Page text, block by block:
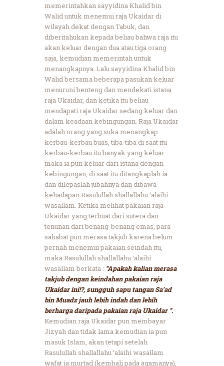
memerintahkan sayyidina Khalid bin
Walid untuk menemui raja Ukaidar di
wilayah dekat dengan Tabuk, dan
diberitahukan kepada beliau bahwa raja itu
akan keluar dengan dua atau tiga orang
saja, kemudian memerintah untuk
menangkapnya. Lalu sayyidina Khalid bin
Walid bersama beberapa pasukan keluar
menuruni benteng dan mendekati istana
raja Ukaidar, dan ketika itu beliau
mendapati raja Ukaidar sedang keluar dan
dalam keadaan kebingungan. Raja Ukaidar
adalah orang yang suka menangkap
kerbau-kerbau buas, tiba-tiba di saat itu
kerbau-kerbau itu banyak yang keluar
maka ia pun keluar dari istana dengan
kebingungan, di saat itu ditangkaplah ia
dan dilepaslah jubahnya dan dibawa
kehadapan Rasulullah shallallahu ‘alaihi
wasallam. Ketika melihat pakaian raja
Ukaidar yang terbuat dari sutera dan
tenunan dari benang-benang emas, para
sahabat pun merasa takjub karena belum
pernah menemui pakaian seindah itu,
maka Rasulullah shallallahu ‘alaihi
wasallam berkata : “Apakah kalian merasa
takjub dengan keindahan pakaian raja
Ukaidar ini!?, sungguh sapu tangan Sa’ad
bin Muadz jauh lebih indah dan lebih
berharga daripada pakaian raja Ukaidar ”.
Kemudian raja Ukaidar pun membayar
Jizyah dan tidak lama kemudian ia pun
masuk Islam, akan tetapi setelah
Rasulullah shallallahu ‘alaihi wasallam
wafat ia murtad (kembali pada agamanya),